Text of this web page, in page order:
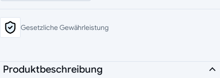
Gesetzliche Gewährleistung
Produktbeschreibung